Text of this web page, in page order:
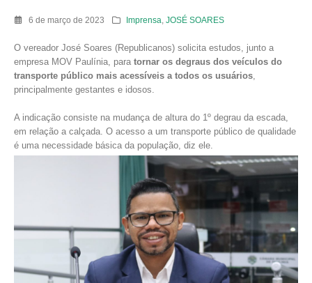
6 de março de 2023 Imprensa ,JOSÉ SOARES
O vereador José Soares (Republicanos) solicita estudos, junto a
empresa MOV Paulínia, para tornar os degraus dos veículos do
transporte público mais acessíveis a todos os usuários
principalmente gestantes e idosos.
A indicação consiste na mudança de altura do 1º degrau da escada,
em relação a calçada. O acesso a um transporte público de qualidade
é uma necessidade básica da população, diz ele.